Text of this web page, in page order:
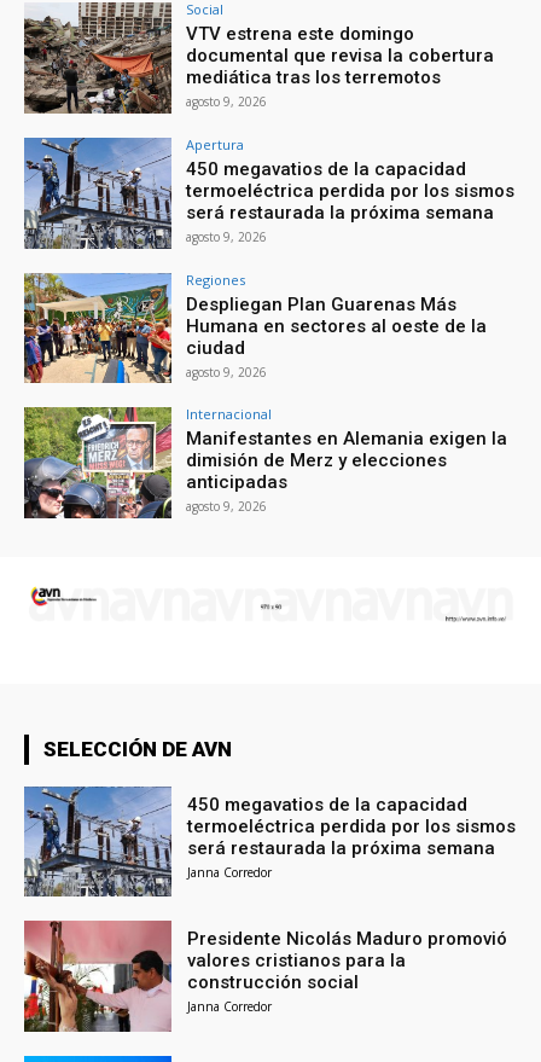
Social
VTV estrena este domingo
documental que revisa la cobertura
mediática tras los terremotos
agosto 9, 2026
Apertura
450 megavatios de la capacidad
termoeléctrica perdida por los sismos
será restaurada la próxima semana
agosto 9, 2026
Regiones
Despliegan Plan Guarenas Más
Humana en sectores al oeste de la
ciudad
agosto 9, 2026
Internacional
Manifestantes en Alemania exigen la
dimisión de Merz y elecciones
anticipadas
agosto 9, 2026
SELECCIÓN DE AVN
450 megavatios de la capacidad
termoeléctrica perdida por los sismos
será restaurada la próxima semana
Janna Corredor
Presidente Nicolás Maduro promovió
valores cristianos para la
construcción social
Janna Corredor